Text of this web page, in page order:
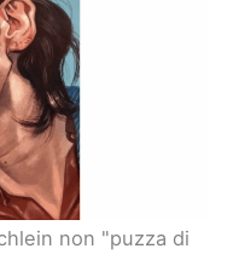
non "puzza di